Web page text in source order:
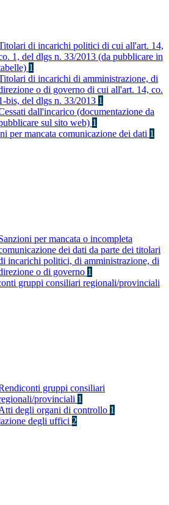
di incarichi politici di cui all'art. 14,
1, del dlgs n. 33/2013 (da pubblicare in
1
di incarichi di amministrazione, di
o di governo di cui all'art. 14, co.
bis, del dlgs n. 33/2013 1
dall'incarico (documentazione da
sul sito web) 1
per mancata comunicazione dei dati 1
per mancata o incompleta
dei dati da parte dei titolari
incarichi politici, di amministrazione, di
o di governo 1
gruppi consiliari regionali/provinciali
gruppi consiliari
provinciali 1
degli organi di controllo 1
degli uffici 2